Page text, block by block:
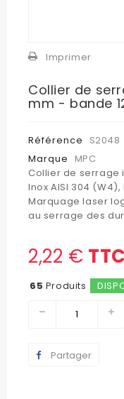
Imprimer
Collier de
mm - bande
Référence
S2048
Marque
MPC
Collier de serrage
Inox AISI 304
Marquage laser
au serrage des
2,22 € TTC
65 Produits
Partager